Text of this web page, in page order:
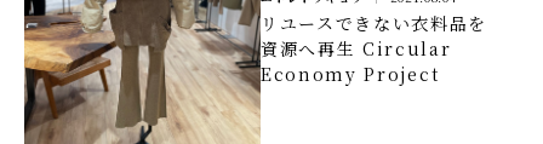
リユースできない衣料品を
資源へ再生 Circular
Economy Project